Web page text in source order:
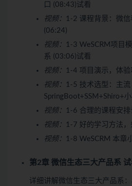
口 (08:43)试看
视频：
1-2 课程背景：微
(06:24)
视频：
1-3 WeSCRM项目
系 (03:06)试看
视频：
1-4 项目演示，体
视频：
1-5 技术选型：主流
SpringBoot+SSM+Shiro+
视频：
1-6 合理的课程安
视频：
1-7 好的学习方法
视频：
1-8 WeSCRM 本章
第2章 微信生态三大产品系
详细讲解微信生态三大产品系